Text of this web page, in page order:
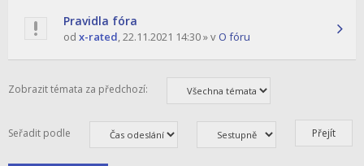
Pravidla fóra
od x-rated,22.11.2021 14:30» v O fóru
Zobrazit témata za předchozí:
Seřadit podle